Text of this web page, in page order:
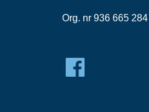
Org. nr 936 665 284